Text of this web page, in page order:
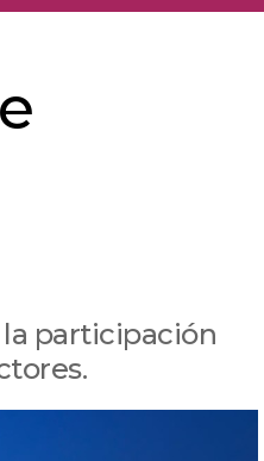
participación